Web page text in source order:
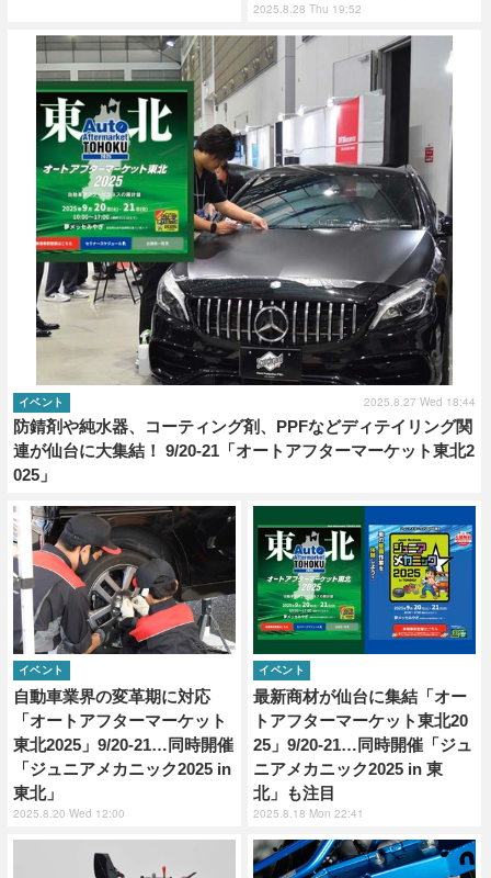
2025.8.28 Thu 19:52
防錆剤や純水器、コーティング剤、PPFなどディテイリング関
連が仙台に大集結！ 9/20-21「オートアフターマーケット東北2
025」
イベント 2025.8.27 Wed 18:44
自動車業界の変革期に対応
「オートアフターマーケット
東北2025」9/20-21…同時開催
「ジュニアメカニック2025 in
東北」
イベント
2025.8.20 Wed 12:00
最新商材が仙台に集結「オー
トアフターマーケット東北20
25」9/20-21…同時開催「ジュ
ニアメカニック2025 in 東
北」も注目
イベント
2025.8.18 Mon 22:41